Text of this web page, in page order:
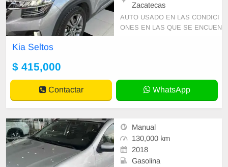
Zacatecas
AUTO USADO EN LAS CONDICI
ONES EN LAS QUE SE ENCUEN
Kia Seltos
$ 415,000
Contactar WhatsApp
Manual
130,000 km
2018
Gasolina